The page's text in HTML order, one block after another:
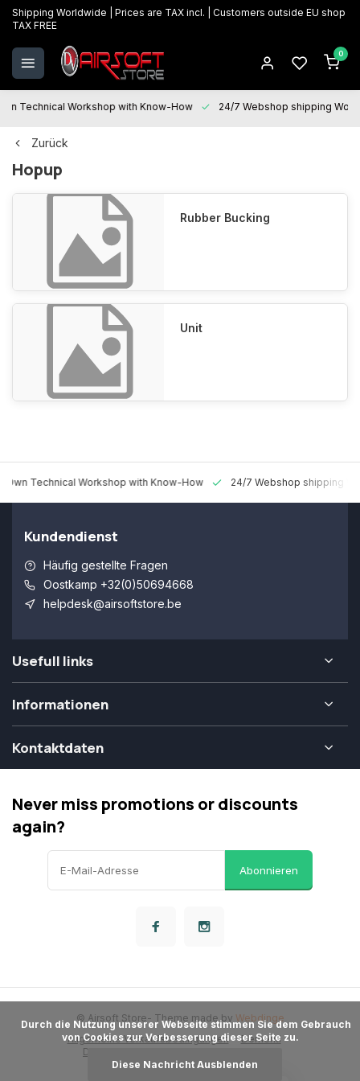
Shipping Worldwide | Prices are TAX incl. | Customers outside EU shop
TAX FREE
0
Technical Workshop with Know-How 24/7 Webshop shipping
Zurück
Hopup
Rubber Bucking
Unit
Technical Workshop with Know-How 24/7 Webshop shipping
Kundendienst
Häufig gestellte Fragen
Oostkamp +32(0)50694668
helpdesk@airsoftstore.be
Usefull links
Informationen
Kontaktdaten
Never miss promotions or discounts
again?
Abonnieren
Allgemeine Verkaufsbedingungen
Dementi
Datenschutzbestimmungen
© Airsoft Store- Theme made by Webdinge
von Cookies zur Verbesserung dieser Seite zu.
Diese Nachricht Ausblenden